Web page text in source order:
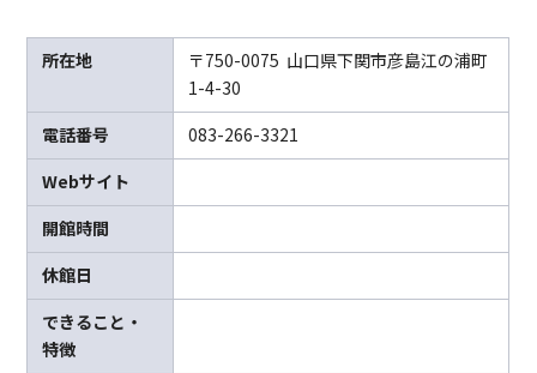
所在地
〒750-0075 山口県下関市彦島江の浦町
1-4-30
電話番号
083-266-3321
Webサイト
開館時間
休館日
できること・
特徴